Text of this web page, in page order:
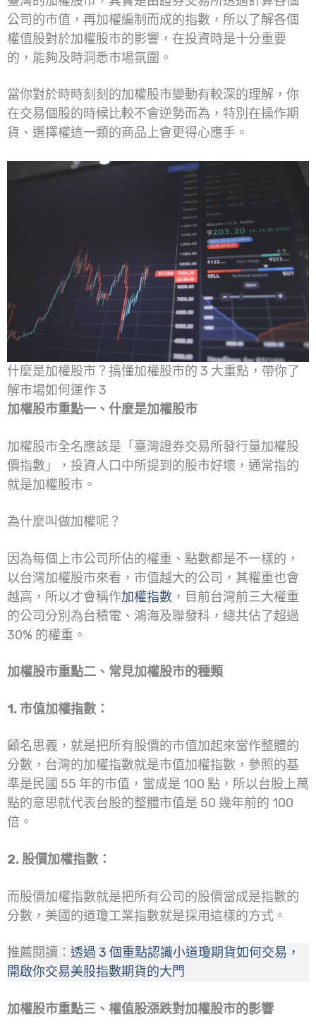
公司的市值，再加權編制而成的指數，所以了解各個
權值股對於加權股市的影響，在投資時是十分重要
的，能夠及時洞悉市場氛圍。
當你對於時時刻刻的加權股市變動有較深的理解，你
在交易個股的時候比較不會逆勢而為，特別在操作期
貨、選擇權這一類的商品上會更得心應手。
什麼是加權股市？搞懂加權股市的 3 大重點，帶你了
解市場如何運作 3
加權股市重點一、什麼是加權股市
加權股市全名應該是「臺灣證券交易所發行量加權股
價指數」，投資人口中所提到的股市好壞，通常指的
就是加權股市。
為什麼叫做加權呢？
因為每個上市公司所佔的權重、點數都是不一樣的，
以台灣加權股市來看，市值越大的公司，其權重也會
越高，所以才會稱作加權指數 ，目前台灣前三大權重
的公司分別為台積電、鴻海及聯發科，總共佔了超過
30% 的權重。
加權股市重點二、常見加權股市的種類
1. 市值加權指數：
顧名思義，就是把所有股價的市值加起來當作整體的
分數，台灣的加權指數就是市值加權指數，參照的基
準是民國 55 年的市值，當成是 100 點，所以台股上萬
點的意思就代表台股的整體市值是 50 幾年前的 100
倍。
2. 股價加權指數：
而股價加權指數就是把所有公司的股價當成是指數的
分數，美國的道瓊工業指數就是採用這樣的方式。
推薦閱讀： 透過 3 個重點認識小道瓊期貨如何交易，
開啟你交易美股指數期貨的大門
加權股市重點三、權值股漲跌對加權股市的影響